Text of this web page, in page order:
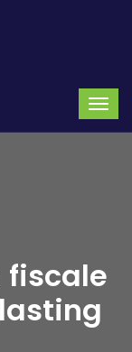
fiscale